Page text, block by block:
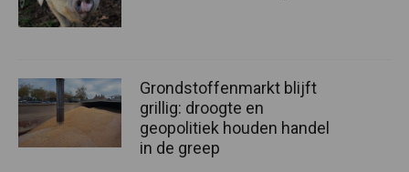
Grondstoffenmarkt blijft
grillig: droogte en
geopolitiek houden handel
in de greep